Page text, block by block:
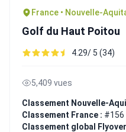
France • Nouvelle-
Golf du Haut Poitou
4.29/ 5 (34)
5,409 vues
Classement Nouvelle-
Classement France : #156
Classement global